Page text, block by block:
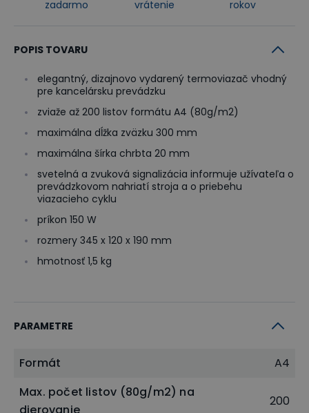
zadarmo
vrátenie
rokov
POPIS TOVARU
elegantný, dizajnovo vydarený termoviazač vhodný
pre kancelársku prevádzku
zviaže až 200 listov formátu A4 (80g/m2)
maximálna dĺžka zväzku 300 mm
maximálna šírka chrbta 20 mm
svetelná a zvuková signalizácia informuje užívateľa o
prevádzkovom nahriatí stroja a o priebehu
viazacieho cyklu
príkon 150 W
rozmery 345 x 120 x 190 mm
hmotnosť 1,5 kg
PARAMETRE
Formát
A4
Max. počet listov (80g/m2) na
dierovanie
200